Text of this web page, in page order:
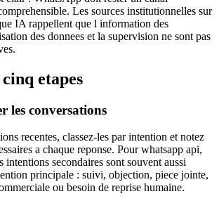
Les sources institutionnelles sur
IA rappellent que l information des
des donnees et la supervision ne sont pas
etapes
les conversations
recentes, classez-les par intention et notez
a chaque reponse. Pour whatsapp api,
intentions secondaires sont souvent aussi
principale : suivi, objection, piece jointe,
ou besoin de reprise humaine.